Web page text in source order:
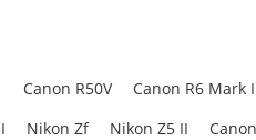
Canon R50V Canon R6 Mark
Nikon Zf Nikon Z5 II